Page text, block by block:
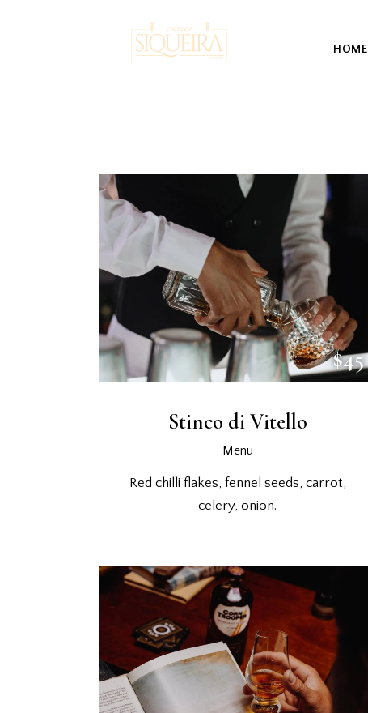
HOME
$45
Stinco di Vitello
Menu
Red chilli flakes, fennel seeds, carrot,
celery, onion.